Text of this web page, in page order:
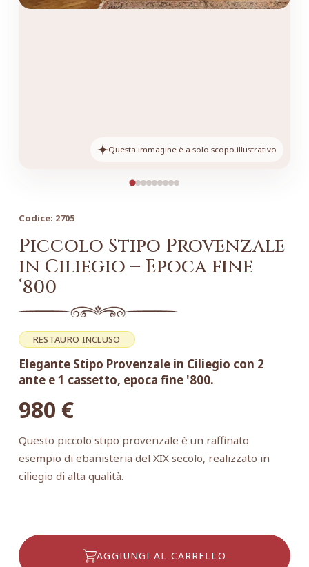
Questa immagine è a solo scopo illustrativo
Codice: 2705
Piccolo Stipo Provenzale
in Ciliegio – Epoca fine
‘800
RESTAURO INCLUSO
Elegante Stipo Provenzale in Ciliegio con 2
ante e 1 cassetto, epoca fine '800.
980 €
Questo piccolo stipo provenzale è un raffinato
esempio di ebanisteria del XIX secolo, realizzato in
ciliegio di alta qualità.
AGGIUNGI AL CARRELLO